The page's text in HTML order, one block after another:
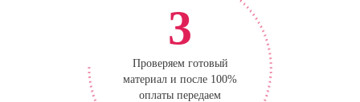
3
Проверяем готовый
материал и после 100%
оплаты передаем